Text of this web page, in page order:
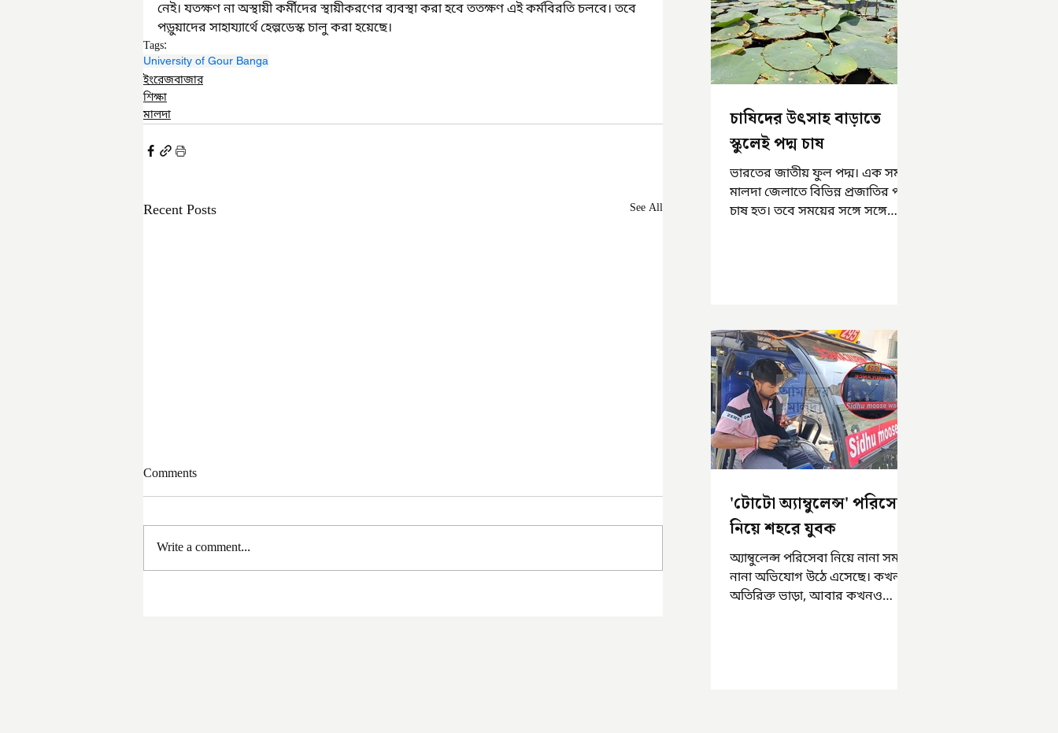
নেই। যতক্ষণ না অস্থায়ী কর্মীদের স্থায়ীকরণের ব্যবস্থা করা হবে ততক্ষণ এই কর্মবিরতি চলবে। তবে
পড়ুয়াদের সাহায্যার্থে হেল্পডেস্ক চালু করা হয়েছে।
Tags:
University of Gour Banga
ইংরেজবাজার
শিক্ষা
মালদা
Recent Posts See All
Comments
Write a comment...
চাষিদের উৎসাহ বাড়াতে
স্কুলেই পদ্ম চাষ
ভারতের জাতীয় ফুল পদ্ম। এক সময়
মালদা জেলাতে বিভিন্ন প্রজাতির পদ্ম
চাষ হত। তবে সময়ের সঙ্গে সঙ্গে
'টোটো অ্যাম্বুলেন্স' পরিসেবা
নিয়ে শহরে যুবক
অ্যাম্বুলেন্স পরিসেবা নিয়ে নানা সময়
নানা অভিযোগ উঠে এসেছে। কখনও
অতিরিক্ত ভাড়া, আবার কখনও